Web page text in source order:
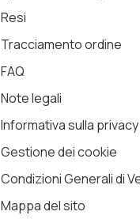
Resi
Tracciamento ordine
FAQ
Note legali
Informativa sulla privacy
Gestione dei cookie
Condizioni Generali di
Mappa del sito